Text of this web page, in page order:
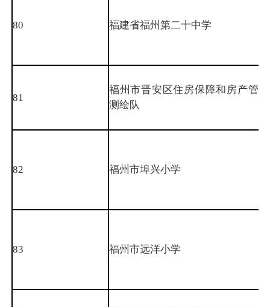
80 福建省福州第二十中学
81
福州市晋安区住房保障和房产管
测绘队
82 福州市埠兴小学
83 福州市远洋小学